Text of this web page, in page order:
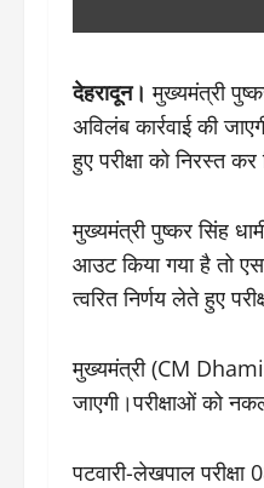
देहरादून। मुख्यमंत्री
अविलंब कार्रवाई की
हुए परीक्षा को निरस्त कर
मुख्यमंत्री पुष्कर सिंह
आउट किया गया है तो
त्वरित निर्णय लेते हुए
मुख्यमंत्री (CM Dhami)
जाएगी।परीक्षाओं को
पटवारी-लेखपाल